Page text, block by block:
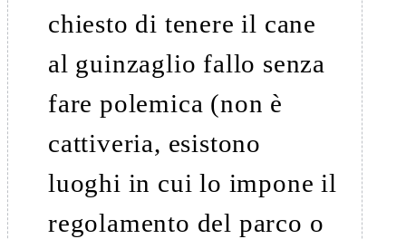
chiesto di tenere il cane
al guinzaglio fallo senza
fare polemica (non è
cattiveria, esistono
luoghi in cui lo impone il
regolamento del parco o